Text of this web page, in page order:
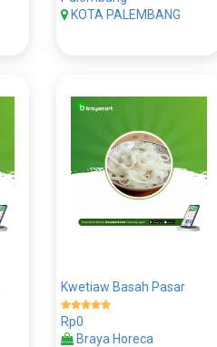
KOTA PALEMBANG
Kwetiaw Basah Pasar
Rp0
Braya Horeca